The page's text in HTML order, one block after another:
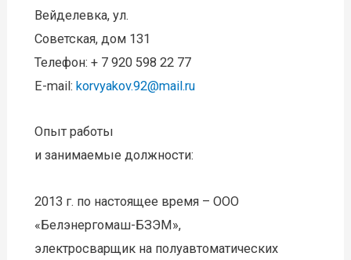
Вейделевка, ул.
Советская, дом 131
Телефон: + 7 920 598 22 77
E-mail: korvyakov.92@mail.ru
Опыт работы
и занимаемые должности:
2013 г. по настоящее время – ООО
«Белэнергомаш-БЗЭМ»,
электросварщик на полуавтоматических